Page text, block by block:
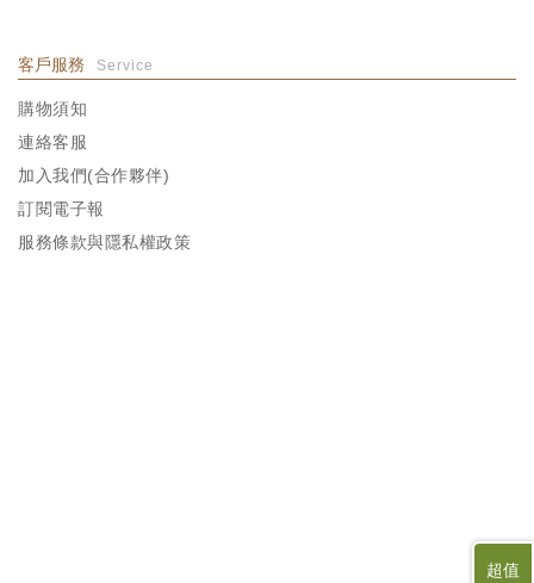
客戶服務 Service
購物須知
連絡客服
加入我們(合作夥伴)
訂閱電子報
服務條款與隱私權政策
超值